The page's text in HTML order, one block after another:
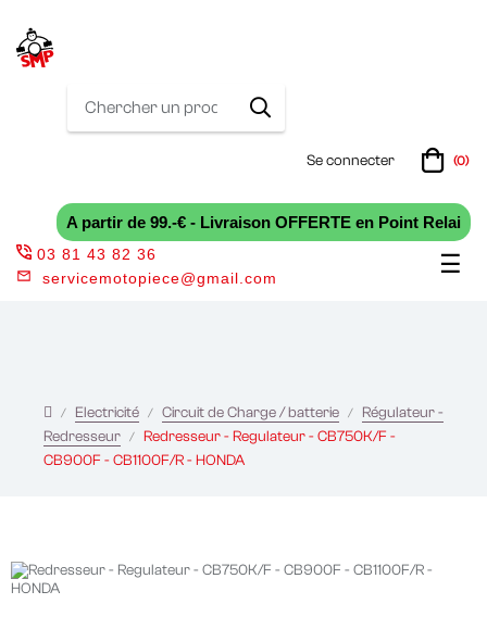
Se connecter (0)
A partir de 99.-€ - Livraison OFFERTE en Point Relai
☰
03 81 43 82 36
servicemotopiece@gmail.com
Electricité Circuit de Charge / batterie
Régulateur -
Redresseur
Redresseur - Regulateur - CB750K/F -
CB900F - CB1100F/R - HONDA